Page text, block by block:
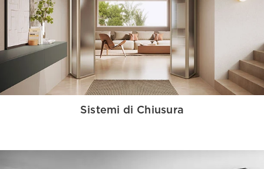
Sistemi di Chiusura